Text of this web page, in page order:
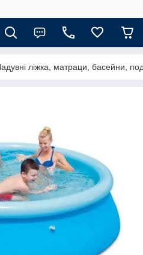
ліжка, матраци, басейни,